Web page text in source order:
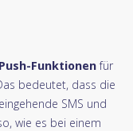
Push-Funktionenfür
bedeutet, dass die
SMS und
wie es bei einem